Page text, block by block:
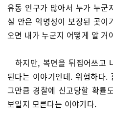
유동 인구가 많아서 누가 누군
실 안은 익명성이 보장된 곳
오면 내가 누군지 어떻게 알 거
하지만, 복면을 뒤집어쓰고
된다는 이야기인데. 위험하다
그만큼 경찰에 신고당할 확률
보일지 모른다는 이야기다.